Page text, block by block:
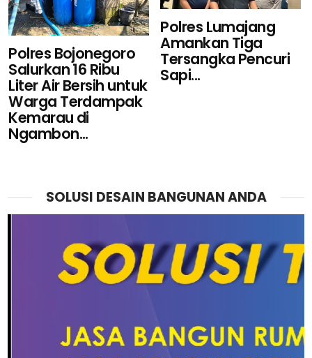
Polres Bojonegoro
Salurkan 16 Ribu
Liter Air Bersih untuk
Warga Terdampak
Kemarau di
Ngambon...
Polres Lumajang
Amankan Tiga
Tersangka Pencuri
Sapi...
SOLUSI DESAIN BANGUNAN ANDA